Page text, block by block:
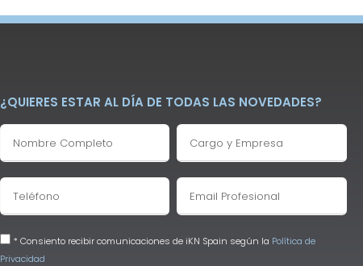
¿QUIERES ESTAR AL DÍA DE TODAS LAS NOVEDADES?
* Consiento recibir comunicaciones de iKN Spain según la Política de
Privacidad